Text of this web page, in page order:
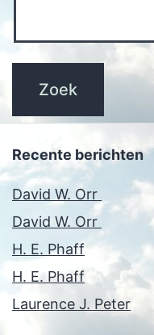
Recente berichten
David W. Orr
David W. Orr
H. E. Phaff
H. E. Phaff
Laurence J. Peter